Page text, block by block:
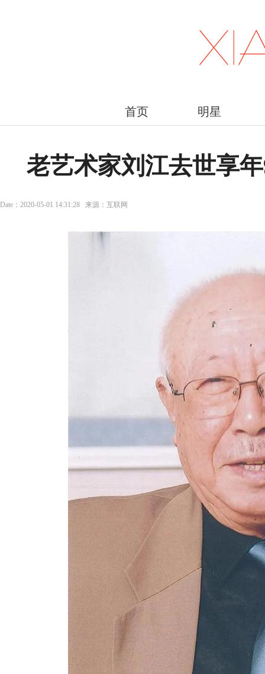
首页 明星
老艺术家刘江去世享
Date：2020-05-01 14:31:28 来源：互联网